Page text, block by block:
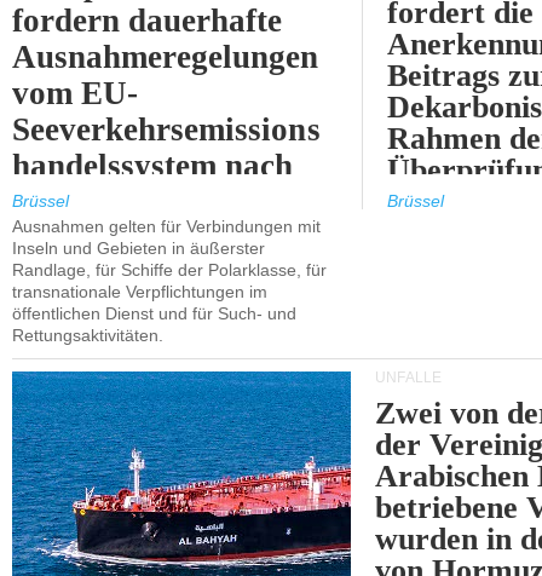
fordern dauerhafte
Ausnahmeregelungen
vom EU-
Seeverkehrsemissions
handelssystem nach
2030.
Brüssel
Ausnahmen gelten für Verbindungen mit
Inseln und Gebieten in äußerster
Randlage, für Schiffe der Polarklasse, für
transnationale Verpflichtungen im
öffentlichen Dienst und für Such- und
Rettungsaktivitäten.
fordert die
Beitrags
Rahmen
ETS.
Brüssel
UNFÄLLE
Zwei von
der
Arabischen
betriebene
wurden in